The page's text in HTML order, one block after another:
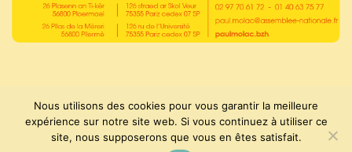
PaulMolac © Tous droits réservés 2015-2026
Nous utilisons des cookies pour vous garantir la meilleure
expérience sur notre site web. Si vous continuez à utiliser ce
site, nous supposerons que vous en êtes satisfait.